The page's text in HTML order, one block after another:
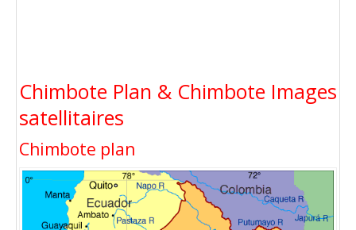
Chimbote Plan & Chimbote Images
satellitaires
Chimbote plan